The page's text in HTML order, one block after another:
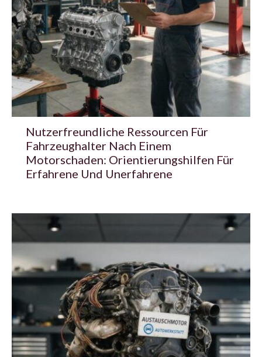
Nutzerfreundliche Ressourcen Für
Fahrzeughalter Nach Einem
Motorschaden: Orientierungshilfen Für
Erfahrene Und Unerfahrene